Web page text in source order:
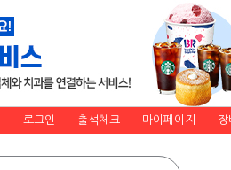
로그인 출석체크 마이페이지 장